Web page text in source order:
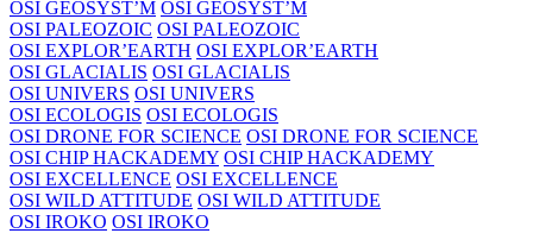
OSI GEOSYST’M OSI GEOSYST’M
OSI PALEOZOIC OSI PALEOZOIC
OSI EXPLOR’EARTH OSI EXPLOR’EARTH
OSI GLACIALIS OSI GLACIALIS
OSI UNIVERS OSI UNIVERS
OSI ECOLOGIS OSI ECOLOGIS
OSI DRONE FOR SCIENCE OSI DRONE FOR SCIENCE
OSI CHIP HACKADEMY OSI CHIP HACKADEMY
OSI EXCELLENCE OSI EXCELLENCE
OSI WILD ATTITUDE OSI WILD ATTITUDE
OSI IROKO OSI IROKO